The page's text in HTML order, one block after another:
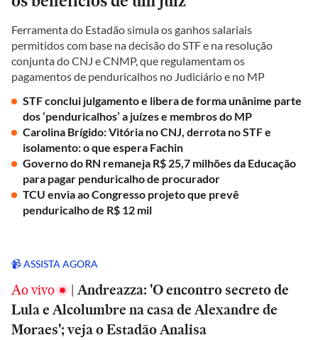
Ferramenta do Estadão simula os ganhos salariais
permitidos com base na decisão do STF e na resolução
conjunta do CNJ e CNMP, que regulamentam os
pagamentos de penduricalhos no Judiciário e no MP
STF conclui julgamento e libera de forma unânime parte
dos ‘penduricalhos’ a juízes e membros do MP
Carolina Brígido: Vitória no CNJ, derrota no STF e
isolamento: o que espera Fachin
Governo do RN remaneja R$ 25,7 milhões da Educação
para pagar penduricalho de procurador
TCU envia ao Congresso projeto que prevê
penduricalho de R$ 12 mil
📹 ASSISTA AGORA
Ao vivo | Andreazza: 'O encontro secreto de
Lula e Alcolumbre na casa de Alexandre de
Moraes'; veja o Estadão Analisa